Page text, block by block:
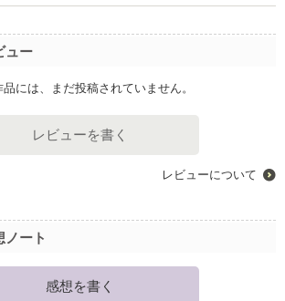
ュー
品には、まだ投稿されていません。
レビューを書く
レビューについて
ノート
感想を書く